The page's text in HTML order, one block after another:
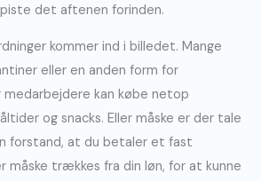
det aftenen forinden.
kommer ind i billedet. Mange
eller en anden form for
medarbejdere kan købe netop
og snacks. Eller måske er der tale
forstand, at du betaler et fast
måske trækkes fra din løn, for at kunne